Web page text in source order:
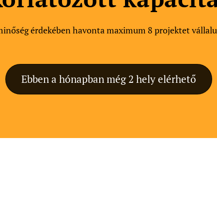
érdekében havonta maximum 8 projektet
Ebben a hónapban még 2 hely elérhető